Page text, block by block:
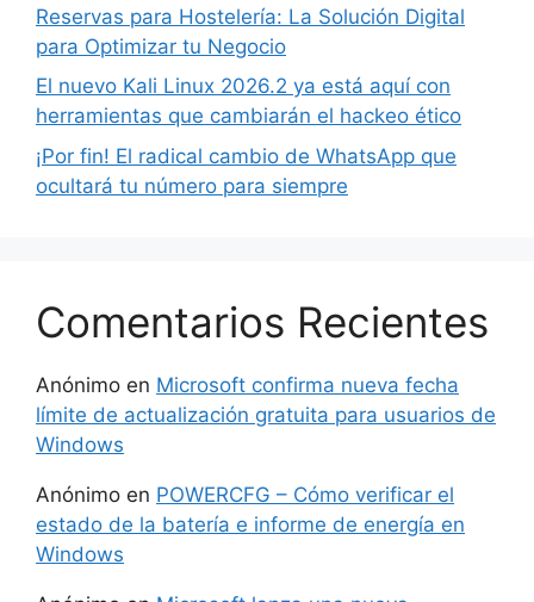
Reservas para Hostelería: La Solución Digital
para Optimizar tu Negocio
El nuevo Kali Linux 2026.2 ya está aquí con
herramientas que cambiarán el hackeo ético
¡Por fin! El radical cambio de WhatsApp que
ocultará tu número para siempre
Comentarios Recientes
Anónimo en Microsoft confirma nueva fecha
límite de actualización gratuita para usuarios de
Windows
Anónimo en POWERCFG – Cómo verificar el
estado de la batería e informe de energía en
Windows